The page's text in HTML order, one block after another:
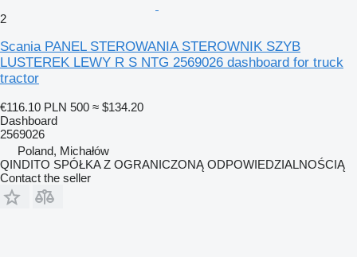
2
Scania PANEL STEROWANIA STEROWNIK SZYB
LUSTEREK LEWY R S NTG 2569026 dashboard for truck
tractor
€116.10 PLN 500 ≈ $134.20
Dashboard
2569026
Poland, Michałów
QINDITO SPÓŁKA Z OGRANICZONĄ ODPOWIEDZIALNOŚCIĄ
Contact the seller